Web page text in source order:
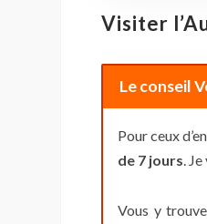
Visiter
Le conseil
Pour ceux
de 7 jours.
Vous y